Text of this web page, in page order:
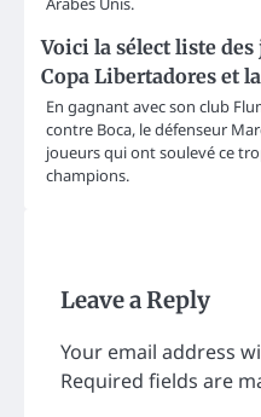
Voici la sélect liste
Copa Libertadores et
En gagnant avec son club
contre Boca, le défenseur
joueurs qui ont soulevé ce
champions.
Leave a Reply
Your email address
Required fields are